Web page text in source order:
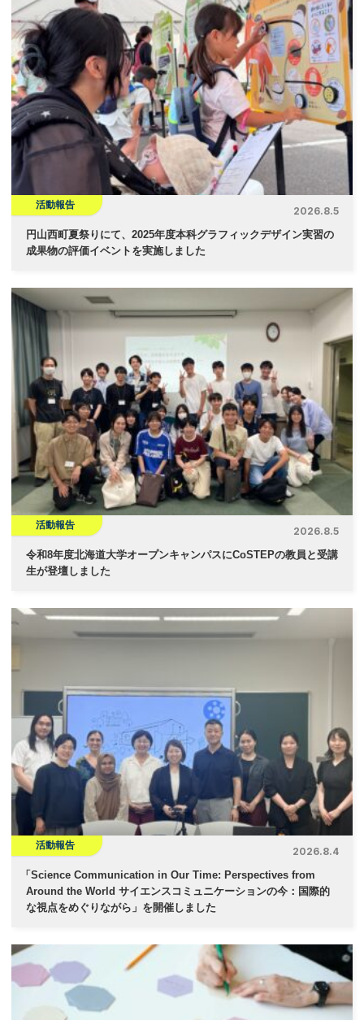
ゲ
ー
シ
ョ
ン
活動報告
2026.8.5
円山西町夏祭りにて、2025年度本科グラフィックデザイン実習の
成果物の評価イベントを実施しました
活動報告
2026.8.5
令和8年度北海道大学オープンキャンパスにCoSTEPの教員と受講
生が登壇しました
活動報告
2026.8.4
「 Science Communication in Our Time: Perspectives from
Around the World サイエンスコミュニケーションの今：国際的
な視点をめぐりながら」を開催しました